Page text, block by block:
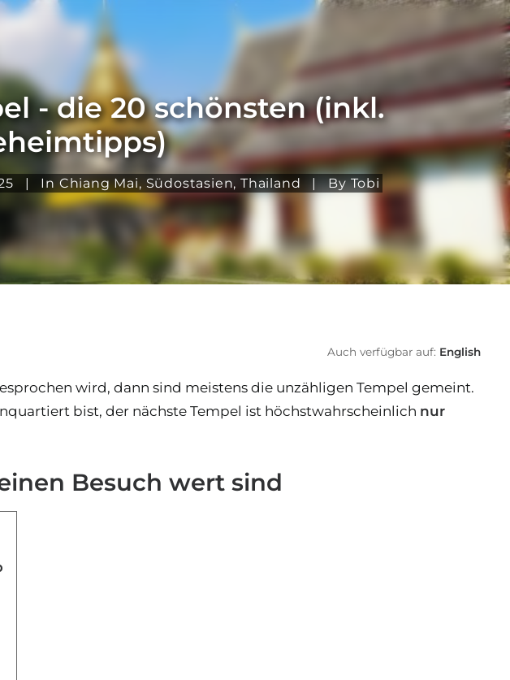
- die 20 schönsten (inkl.
| In Chiang Mai, Südostasien, Thailand | By Tobi
Auch verfügbar auf: English
wird, dann sind meistens die unzähligen Tempel gemeint.
bist, der nächste Tempel ist höchstwahrscheinlich nur
Besuch wert sind